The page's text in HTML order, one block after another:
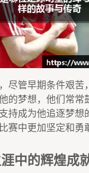
尽管早期条件艰苦
的梦想，他们常常
持成为他追逐梦想
赛中更加坚定和勇
中的辉煌成